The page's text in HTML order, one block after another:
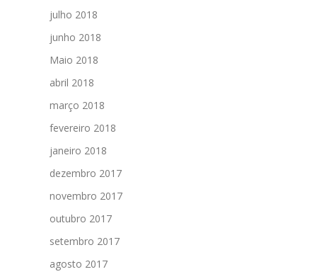
julho 2018
junho 2018
Maio 2018
abril 2018
março 2018
fevereiro 2018
janeiro 2018
dezembro 2017
novembro 2017
outubro 2017
setembro 2017
agosto 2017